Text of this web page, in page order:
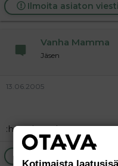
Ilmoita asiaton viesti
Vanha Mamma
Jäsen
13.06.2005
:hug: :hug: :hug:
Kotimaista